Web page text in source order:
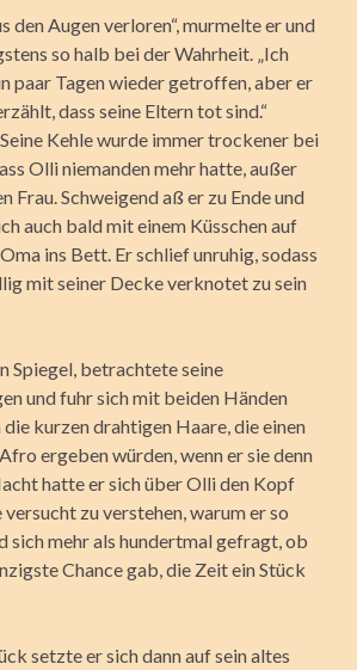
den Augen verloren“, murmelte er und
so halb bei der Wahrheit. „Ich
paar Tagen wieder getroffen, aber er
dass seine Eltern tot sind.“
Kehle wurde immer trockener bei
Olli niemanden mehr hatte, außer
Frau. Schweigend aß er zu Ende und
auch bald mit einem Küsschen auf
ins Bett. Er schlief unruhig, sodass
mit seiner Decke verknotet zu sein
Spiegel, betrachtete seine
und fuhr sich mit beiden Händen
kurzen drahtigen Haare, die einen
ergeben würden, wenn er sie denn
hatte er sich über Olli den Kopf
zu verstehen, warum er so
sich mehr als hundertmal gefragt, ob
Chance gab, die Zeit ein Stück
setzte er sich dann auf sein altes